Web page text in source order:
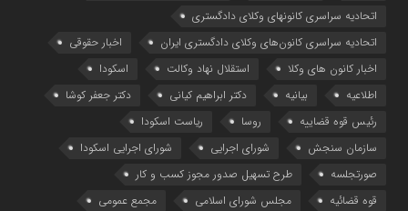
اتحادیه سراسری کانونهای وکلای دادگستری
اتحادیه سراسری کانون‌های وکلای دادگستری ایران
اخبار حقوقی
اخبار کانون های وکلا
استقلال نهاد وکالت
اسکودا
اطلاعیه
بیانیه دکتر ابراهیم کیانی
دکتر جعفر کوشا
رئیس قوه قضاییه
روسا
ریاست اسکودا
سازمان سنجش
شورای اجرایی
شورای اجرایی اسکودا
صورتجلسه
طرح تسهیل صدور مجوز کسب و کار
قوه قضائیه
مجلس شورای اسلامی
مجمع عمومی